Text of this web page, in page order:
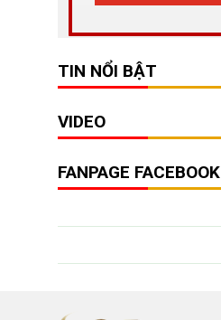
TIN NỔI BẬT
VIDEO
FANPAGE FACEBOOK